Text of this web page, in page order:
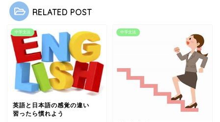
RELATED POST
中学文法
英語と日本語の感覚の違い
習ったら慣れよう
中学文法